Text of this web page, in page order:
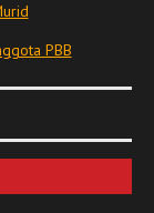
PBB